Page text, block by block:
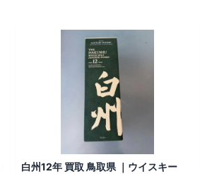
白州12年 買取 鳥取県 ｜ウイスキー